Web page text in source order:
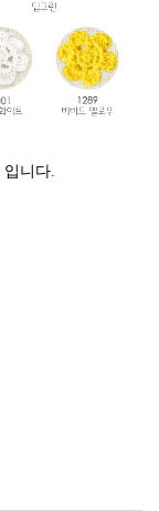
입니다.